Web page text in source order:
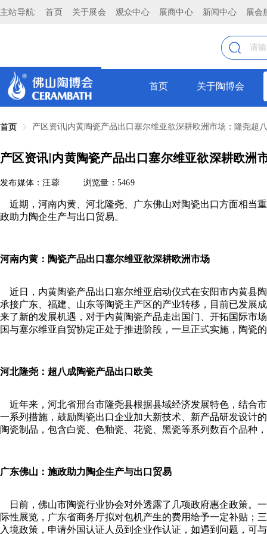
主站导航: 首页 关于展会 观众中心 展商中心 新闻中心 展会
首页 关于陶博会
首页 产区资讯|内黄陶瓷产品出口塞尔维亚欲深耕欧洲市场；隆尧超
产区资讯|内黄陶瓷产品出口塞尔维亚欲深耕欧洲
发布媒体：汪蓉 浏览量：5469
近期，河南内黄、河北隆尧、广东佛山对陶瓷出口方面相当
政助力陶企生产与出口贸易。
河南内黄：陶瓷产品出口塞尔维亚欲深耕欧洲市场
近日，内黄陶瓷产品出口塞尔维亚启动仪式在安阳市内黄县
承接广东、福建、山东等陶瓷主产区的产业转移，目前已发展
来了新的发展机遇，对于内黄陶瓷产品走出国门、开拓国际市
国与塞尔维亚自贸协定正处于推进阶段，一旦正式实施，陶瓷
河北隆尧：超八成陶瓷产品出口欧美
近年来，河北省邢台市隆尧县根据县域经济发展特色，结合
一系列措施，鼓励陶瓷出口企业加大新技术、新产品研发设计
陶瓷制品，包含白瓷、色釉瓷、花瓷、黑瓷等系列数百个品种
广东佛山：施政助力陶企生产与出口贸易
日前，佛山市陶瓷行业协会对外透露了几项政府惠企政策。
际性展览，广东省商务厅拟对包机产生的费用给予一定补贴；
入境政策，申请外国认证人员到企业作认证，如遇到问题，可